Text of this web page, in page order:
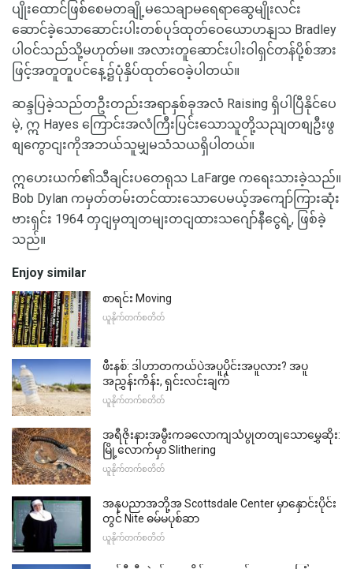
ပျိုးထောင်ဖြစ်စေမတချို့မသေချာမရေရာဆွေမျိုးလင်း
ဆောင်ခဲ့သောဆောင်းပါးတစ်ပုဒ်ထုတ်ဝေယောဟနျသ Bradley
ပါဝင်သည်သို့မဟုတ်မ။ အလားတူဆောင်းပါးဝါရှင်တန်ပို့စ်အား
ဖြင့်အတူတူပင်နေ့၌ပုံနှိပ်ထုတ်ဝေခဲ့ပါတယ်။
ဆန္ဒပြခဲ့သည်တဦးတည်းအရာနှစ်ခုအလံ Raising ရှိပါပြီနိုင်ပေ
မဲ့, ဣ Hayes ကြောင်းအလံကြီးပြင်းသောသူတို့သညျတစျဦးဖွ
စျကွောငျးကိုအဘယ်သူမျှမသံသယရှိပါတယ်။
ဣဟေးယက်၏သီချင်းပတေရုသ LaFarge ကရေးသားခဲ့သည်။
Bob Dylan ကမှတ်တမ်းတင်ထားသောပေမယ့်အကျော်ကြားဆုံး
ဗားရှင်း 1964 တှငျမှတျတမျးတငျထားသဂျော်နီငွေရဲ့, ဖြစ်ခဲ့
သည်။
Enjoy similar
စာရင်း Moving
ယူနိုက်တက်စတိတ်
ဖီးနစ်: ဒါဟာတကယ်ပဲအပူပိုင်းအပူလား? အပူ
အညွှန်းကိန်း, ရှင်းလင်းချက်
ယူနိုက်တက်စတိတ်
အရီဇိုးနားအမွီးကခလောကျသံပွုတတျသောမွှေဆိုး:
မြို့လောက်မှာ Slithering
ယူနိုက်တက်စတိတ်
အနုပညာအဘို့အ Scottsdale Center မှာနှောင်းပိုင်း
တွင် Nite ဓမ်မပုစ်ဆာ
ယူနိုက်တက်စတိတ်